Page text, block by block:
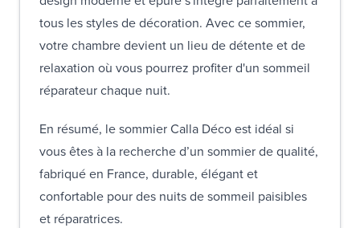
tous les styles de décoration. Avec ce sommier,
votre chambre devient un lieu de détente et de
relaxation où vous pourrez profiter d'un sommeil
réparateur chaque nuit.
En résumé, le sommier Calla Déco est idéal si
vous êtes à la recherche d’un sommier de qualité,
fabriqué en France, durable, élégant et
confortable pour des nuits de sommeil paisibles
et réparatrices.